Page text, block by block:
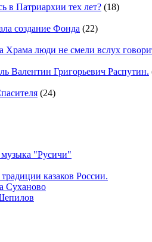
в Патриархии тех лет? (18)
создание Фонда (22)
Храма люди не смели вслух
Валентин Григорьевич Распутин.
(24)
музыка "Русичи"
казаков России.
Суханово